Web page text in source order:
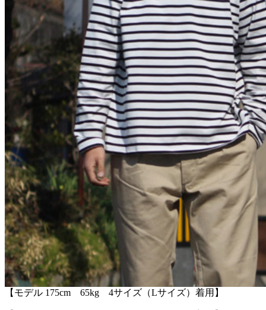
【モデル 175cm 65kg 4サイズ（Lサイズ）着用】